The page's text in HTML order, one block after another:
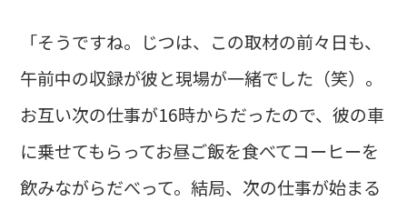
「そうですね。じつは、この取材の前々日も、
午前中の収録が彼と現場が一緒でした（笑）。
お互い次の仕事が16時からだったので、彼の車
に乗せてもらってお昼ご飯を食べてコーヒーを
飲みながらだべって。結局、次の仕事が始まる